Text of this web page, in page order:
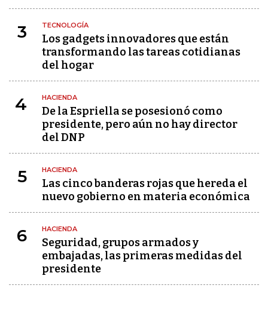
3 TECNOLOGÍA
Los gadgets innovadores que están
transformando las tareas cotidianas
del hogar
4 HACIENDA
De la Espriella se posesionó como
presidente, pero aún no hay director
del DNP
5 HACIENDA
Las cinco banderas rojas que hereda el
nuevo gobierno en materia económica
6 HACIENDA
Seguridad, grupos armados y
embajadas, las primeras medidas del
presidente